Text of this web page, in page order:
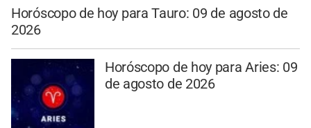
Horóscopo de hoy para Tauro: 09 de agosto de
2026
Horóscopo de hoy para Aries: 09
de agosto de 2026